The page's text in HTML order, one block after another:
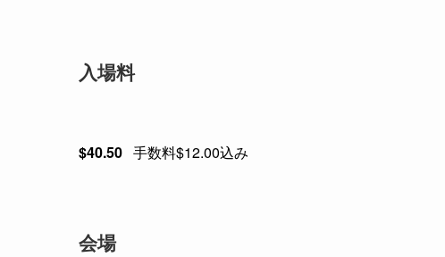
入場料
$40.50 手数料$12.00込み
会場